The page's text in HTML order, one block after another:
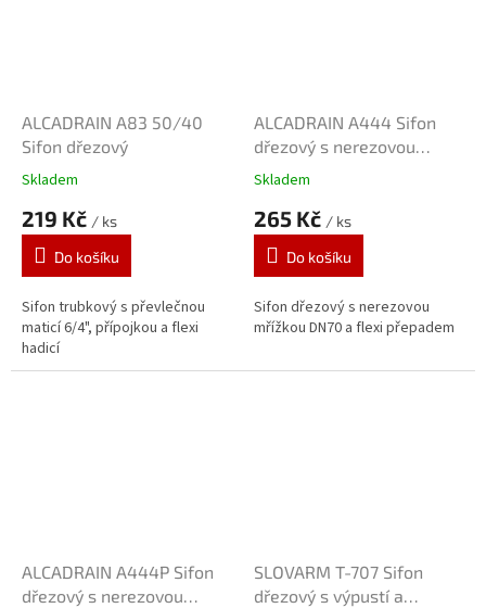
ALCADRAIN A83 50/40
Sifon dřezový
Skladem
219 Kč / ks
Do košíku
Sifon trubkový s převlečnou
maticí 6/4", přípojkou a flexi
hadicí
ALCADRAIN A444 Sifon
dřezový s nerezovou
mřížkou DN70 a flexi
Skladem
265 Kč / ks
Do košíku
Sifon dřezový s nerezovou
mřížkou DN70 a flexi přepadem
ALCADRAIN A444P Sifon
dřezový s nerezovou
SLOVARM T-707 Sifon
dřezový s výpustí a